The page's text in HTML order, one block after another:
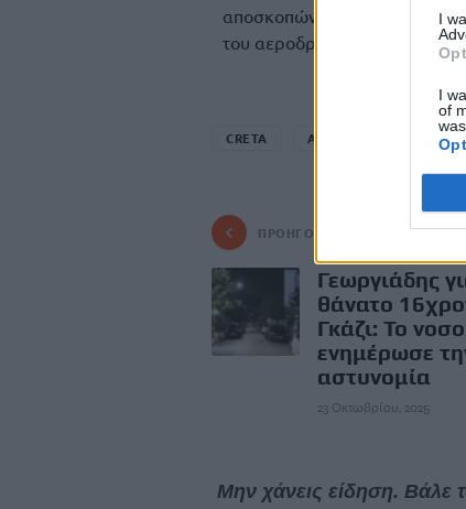
I
I
of
αποσκοπώντας στη βελτίωση
του αεροδρομίου.
CRETA ΑΕΡΟΔΡΟΜΙΟ
ΠΡΟΗΓΟΎΜΕΝΟ
Γεωργιάδης
θάνατο
Γκάζι: Το
ενημέρωσε
αστυνομία
23 Οκτωβρίου, 2025
Μην χάνεις είδηση. Βάλε